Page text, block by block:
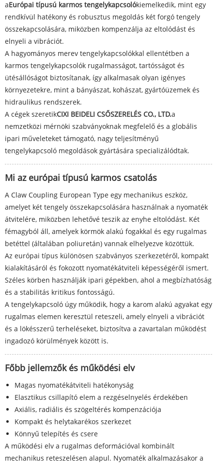
aEurópai típusú karmos tengelykapcsolókiemelkedik, mint egy
rendkívül hatékony és robusztus megoldás két forgó tengely
összekapcsolására, miközben kompenzálja az eltolódást és
elnyeli a vibrációt.
A hagyományos merev tengelykapcsolókkal ellentétben a
karmos tengelykapcsolók rugalmasságot, tartósságot és
ütésállóságot biztosítanak, így alkalmasak olyan igényes
környezetekre, mint a bányászat, kohászat, gyártóüzemek és
hidraulikus rendszerek.
A cégek szeretikCIXI BEIDELI CSŐSZERELÉS CO., LTD.a
nemzetközi mérnöki szabványoknak megfelelő és a globális
ipari műveleteket támogató, nagy teljesítményű
tengelykapcsoló megoldások gyártására specializálódtak.
Mi az európai típusú karmos csatolás
A Claw Coupling European Type egy mechanikus eszköz,
amelyet két tengely összekapcsolására használnak a nyomaték
átvitelére, miközben lehetővé teszik az enyhe eltolódást. Két
fémagyból áll, amelyek körmök alakú fogakkal és egy rugalmas
betéttel (általában poliuretán) vannak elhelyezve közöttük.
Az európai típus különösen szabványos szerkezetéről, kompakt
kialakításáról és fokozott nyomatékátviteli képességéről ismert.
Széles körben használják ipari gépekben, ahol a megbízhatóság
és a stabilitás kritikus fontosságú.
A tengelykapcsoló úgy működik, hogy a karom alakú agyakat egy
rugalmas elemen keresztül reteszeli, amely elnyeli a vibrációt
és a lökésszerű terheléseket, biztosítva a zavartalan működést
ingadozó körülmények között is.
Főbb jellemzők és működési elv
Magas nyomatékátviteli hatékonyság
Elasztikus csillapító elem a rezgéselnyelés érdekében
Axiális, radiális és szögeltérés kompenzációja
Kompakt és helytakarékos szerkezet
Könnyű telepítés és csere
A működési elv a rugalmas deformációval kombinált
mechanikus reteszelésen alapul. Nyomaték alkalmazásakor a